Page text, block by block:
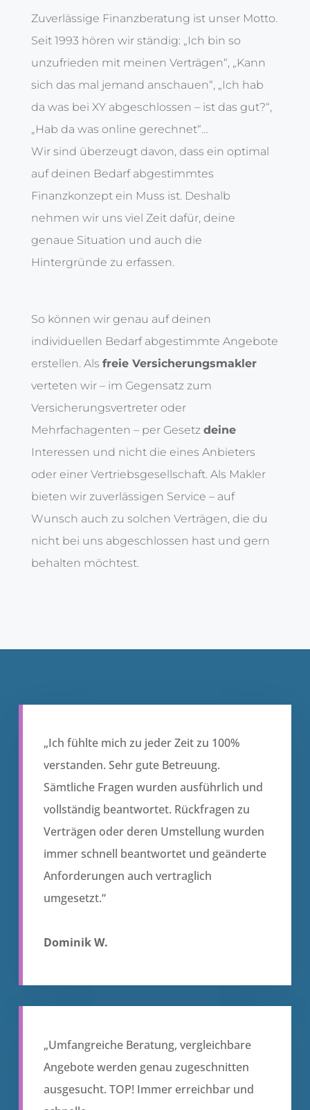
Zuverlässige Finanzberatung ist unser Motto.
Seit 1993 hören wir ständig: „Ich bin so
unzufrieden mit meinen Verträgen“, „Kann
sich das mal jemand anschauen“, „Ich hab
da was bei XY abgeschlossen – ist das gut?“,
„Hab da was online gerechnet“…
Wir sind überzeugt davon, dass ein optimal
auf deinen Bedarf abgestimmtes
Finanzkonzept ein Muss ist. Deshalb
nehmen wir uns viel Zeit dafür, deine
genaue Situation und auch die
Hintergründe zu erfassen.
So können wir genau auf deinen
individuellen Bedarf abgestimmte Angebote
erstellen. Als freie Versicherungsmakler
verteten wir – im Gegensatz zum
Versicherungsvertreter oder
Mehrfachagenten – per Gesetz deine
Interessen und nicht die eines Anbieters
oder einer Vertriebsgesellschaft. Als Makler
bieten wir zuverlässigen Service – auf
Wunsch auch zu solchen Verträgen, die du
nicht bei uns abgeschlossen hast und gern
behalten möchtest.
„Ich fühlte mich zu jeder Zeit zu 100%
verstanden. Sehr gute Betreuung.
Sämtliche Fragen wurden ausführlich und
vollständig beantwortet. Rückfragen zu
Verträgen oder deren Umstellung wurden
immer schnell beantwortet und geänderte
Anforderungen auch vertraglich
umgesetzt.“
Dominik W.
„Umfangreiche Beratung, vergleichbare
Angebote werden genau zugeschnitten
ausgesucht. TOP! Immer erreichbar und